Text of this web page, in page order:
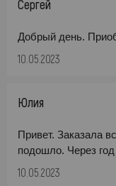
Сергей
Добрый день.
10.05.2023
Юлия
Привет. Заказала
подошло. Через год
10.05.2023